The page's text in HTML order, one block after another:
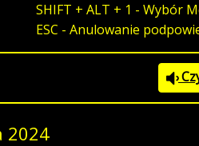
SHIFT + ALT + 1 - Wybór
ESC - Anulowanie
2024